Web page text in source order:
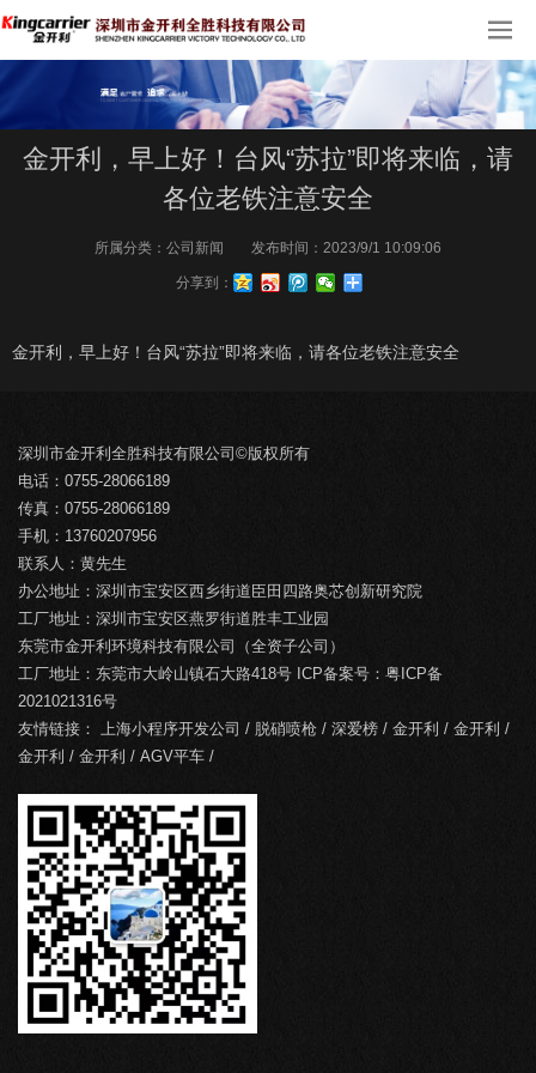
金开利，早上好！台风“苏拉”即将来临，请
各位老铁注意安全
所属分类： 公司新闻 发布时间： 2023/9/1 10:09:06
分享到：
金开利，早上好！台风“苏拉”即将来临，请各位老铁注意安全
深圳市金开利全胜科技有限公司©版权所有
电话：0755-28066189
传真：0755-28066189
手机：13760207956
联系人：黄先生
办公地址：深圳市宝安区西乡街道臣田四路奥芯创新研究院
工厂地址：深圳市宝安区燕罗街道胜丰工业园
东莞市金开利环境科技有限公司（全资子公司）
工厂地址：东莞市大岭山镇石大路418号 ICP备案号： 粤ICP备
2021021316号
友情链接： 上海小程序开发公司 / 脱硝喷枪 / 深爱榜 / 金开利 / 金开利 /
金开利 / 金开利 / AGV平车 /